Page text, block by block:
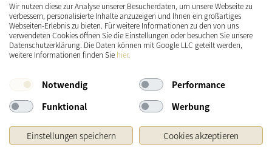
Wir nutzen diese zur Analyse unserer Besucherdaten, um unsere Webseite zu
verbessern, personalisierte Inhalte anzuzeigen und Ihnen ein großartiges
Webseiten-Erlebnis zu bieten. Für weitere Informationen zu den von uns
verwendeten Cookies öffnen Sie die Einstellungen oder besuchen Sie unsere
Datenschutzerklärung. Die Daten können mit Google LLC geteilt werden,
weitere Informationen finden Sie hier.
Notwendig
Performance
Funktional
Werbung
Einstellungen speichern Cookies akzeptieren